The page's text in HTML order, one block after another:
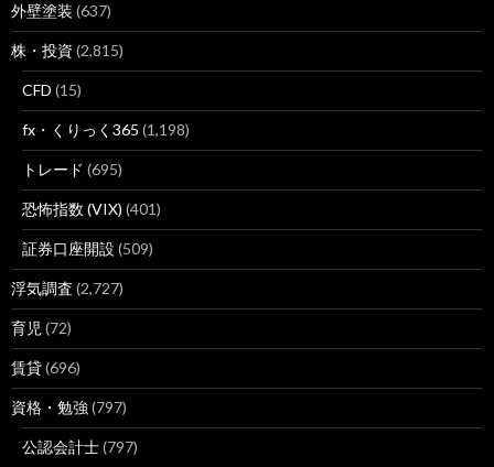
外壁塗装 (637)
株・投資 (2,815)
CFD (15)
fx・くりっく365 (1,198)
トレード (695)
恐怖指数 (VIX) (401)
証券口座開設 (509)
浮気調査 (2,727)
育児 (72)
賃貸(696)
資格・勉強 (797)
公認会計士(797)